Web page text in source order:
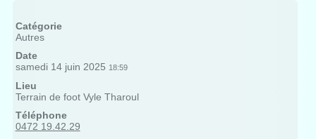
Catégorie
Autres
Date
samedi 14 juin 2025 18:59
Lieu
Terrain de foot Vyle Tharoul
Téléphone
0472 19.42.29